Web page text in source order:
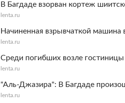
В Багдаде взорван кортеж
lenta.ru
Начиненная взрывчаткой машина
lenta.ru
Среди погибших возле
lenta.ru
"Аль-Джазира": В Багдаде
lenta.ru